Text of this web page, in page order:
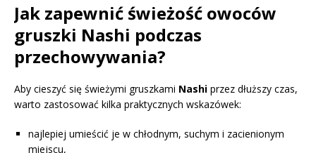
Jak zapewnić świeżość owoców
gruszki Nashi podczas
przechowywania?
Aby cieszyć się świeżymi gruszkami Nashi przez dłuższy czas,
warto zastosować kilka praktycznych wskazówek:
najlepiej umieścić je w chłodnym, suchym i zacienionym
miejscu,